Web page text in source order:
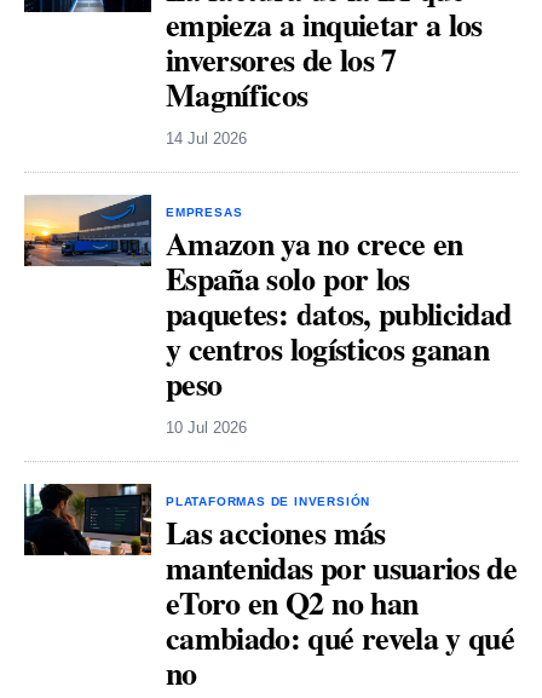
empieza a inquietar a los
inversores de los 7
Magníficos
14 Jul 2026
EMPRESAS
Amazon ya no crece en
España solo por los
paquetes: datos, publicidad
y centros logísticos ganan
peso
10 Jul 2026
PLATAFORMAS DE INVERSIÓN
Las acciones más
mantenidas por usuarios de
eToro en Q2 no han
cambiado: qué revela y qué
no